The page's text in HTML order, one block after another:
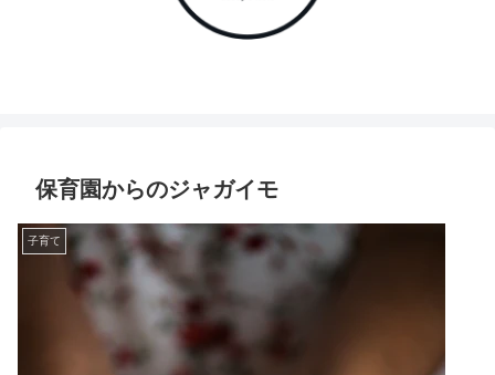
保育園からのジャガイモ
子育て